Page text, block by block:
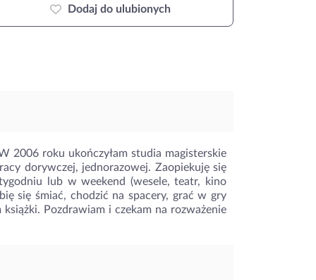
Dodaj do ulubionych
2006 roku ukończyłam studia magisterskie
dorywczej, jednorazowej. Zaopiekuję się
lub w weekend (wesele, teatr, kino
się śmiać, chodzić na spacery, grać w gry
Pozdrawiam i czekam na rozważenie